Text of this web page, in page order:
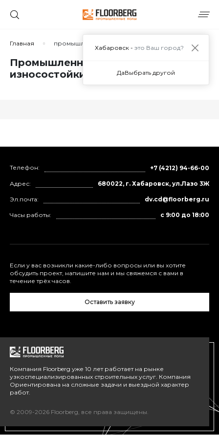
Главная промышленный наливной пол износостойкий
Промышленный наливной пол
износостойкий в Хабаровске
Компания Floorberg уже 10 лет работает на рынке
узкоспециализированных строительных услуг. Компания
Ориентирована на сложные задачи и выездной характер
работ.
© 2009-2026 Floorberg, все права защищены.
Телефон: +7 (4212) 94-66-00
Адрес: 680022, г. Хабаровск, ул.Лазо 3Ж
Эл.почта: dv.cd@floorberg.ru
Часы работы: с 9:00 до 18:00
Если у вас возникли какие-либо вопросы или вы хотите
обсудить проект, напишите нам и мы свяжемся с вами в
течение трёх часов.
Оставить заявку
Хабаровск - это Ваш город?
ДаВыбрать другой